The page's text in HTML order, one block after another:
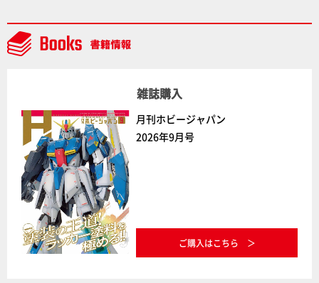
NEWITEM】
雑誌購入
月刊ホビージャパン
2026年9月号
ご購入はこちら